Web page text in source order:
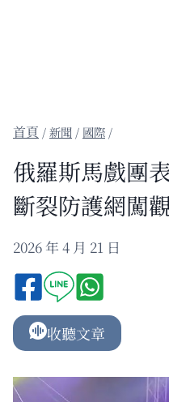
/新聞 / 國際 /
俄羅斯馬戲團
斷裂防護網闖
2026 年 4 月 21 日
收聽文章